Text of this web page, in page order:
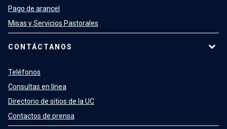
Pago de arancel
Misas y Servicios Pastorales
CONTÁCTANOS
Teléfonos
Consultas en línea
Directorio de sitios de la UC
Contactos de prensa